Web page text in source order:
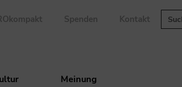
Spenden Kontakt
Meinung